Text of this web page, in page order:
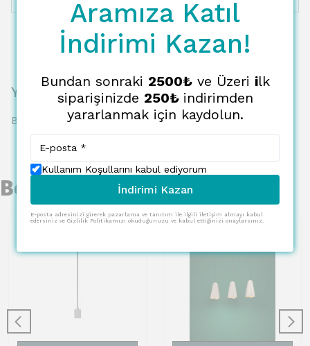
Yorumlar
Bu ürün için henüz yorum yapılmamış.
Benzer Ürünler
Aramıza Katıl
İndirimi Kazan!
Bundan sonraki 2500₺ve Üzeri ilk
siparişinizde 250₺ indirimden
yararlanmak için kaydolun.
Kullanım Koşullarını kabul ediyorum
İndirimi Kazan
E-posta adresinizi girerek pazarlama ve tanıtım ile ilgili iletişim almayı kabul
edersiniz ve Gizlilik Politikamızı okuduğunuzu ve kabul ettiğinizi onaylarsınız.